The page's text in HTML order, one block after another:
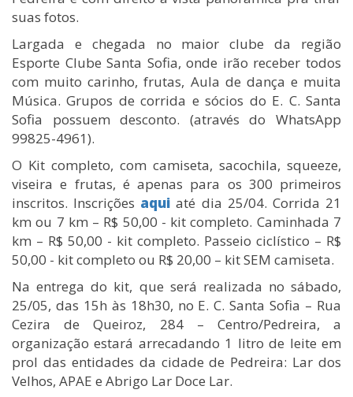
suas fotos.
Largada e chegada no maior clube da região
Esporte Clube Santa Sofia, onde irão receber todos
com muito carinho, frutas, Aula de dança e muita
Música. Grupos de corrida e sócios do E. C. Santa
Sofia possuem desconto. (através do WhatsApp
99825-4961).
O Kit completo, com camiseta, sacochila, squeeze,
viseira e frutas, é apenas para os 300 primeiros
inscritos. Inscrições aqui até dia 25/04. Corrida 21
km ou 7 km – R$ 50,00 - kit completo. Caminhada 7
km – R$ 50,00 - kit completo. Passeio ciclístico – R$
50,00 - kit completo ou R$ 20,00 – kit SEM camiseta.
Na entrega do kit, que será realizada no sábado,
25/05, das 15h às 18h30, no E. C. Santa Sofia – Rua
Cezira de Queiroz, 284 – Centro/Pedreira, a
organização estará arrecadando 1 litro de leite em
prol das entidades da cidade de Pedreira: Lar dos
Velhos, APAE e Abrigo Lar Doce Lar.